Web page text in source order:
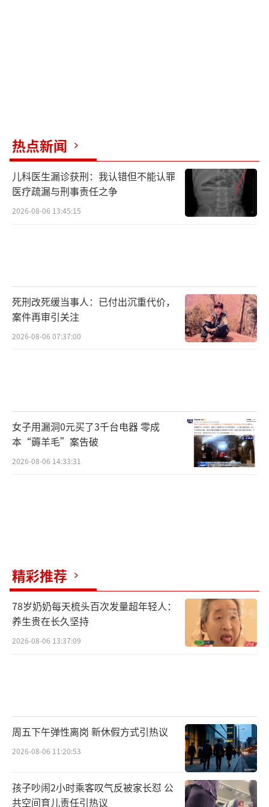
热点新闻
儿科医生漏诊获刑：我认错但不能认罪
医疗疏漏与刑事责任之争
2026-08-06 13:45:15
死刑改死缓当事人：已付出沉重代价，
案件再审引关注
2026-08-06 07:37:00
女子用漏洞0元买了3千台电器 零成
本“薅羊毛”案告破
2026-08-06 14:33:31
精彩推荐
78岁奶奶每天梳头百次发量超年轻人：
养生贵在长久坚持
2026-08-06 13:37:09
周五下午弹性离岗 新休假方式引热议
2026-08-06 11:20:53
孩子吵闹2小时乘客叹气反被家长怼 公
共空间育儿责任引热议